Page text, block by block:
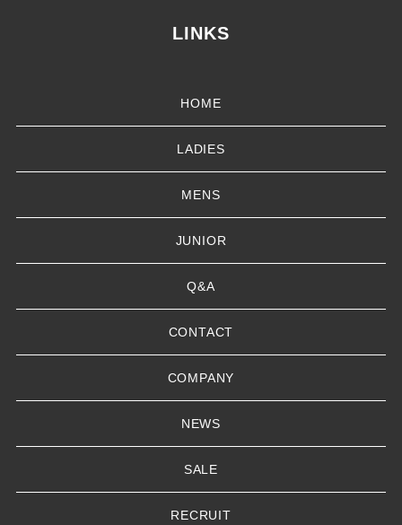
LINKS
HOME
LADIES
MENS
JUNIOR
Q&A
CONTACT
COMPANY
NEWS
SALE
RECRUIT